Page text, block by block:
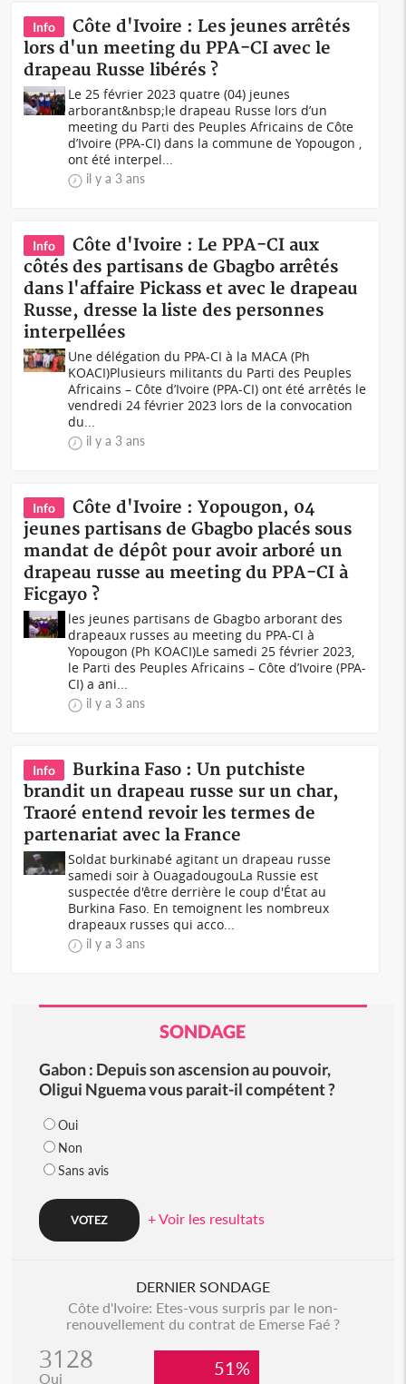
Info
Côte d'Ivoire : Les jeunes arrêtés
lors d'un meeting du PPA-CI avec le
drapeau Russe libérés ?
Le 25 février 2023 quatre (04) jeunes
arborant&nbsp;le drapeau Russe lors d’un
meeting du Parti des Peuples Africains de Côte
d’Ivoire (PPA-CI) dans la commune de Yopougon ,
ont été interpel...
il y a 3 ans
Info
Côte d'Ivoire : Le PPA-CI aux
côtés des partisans de Gbagbo arrêtés
dans l'affaire Pickass et avec le drapeau
Russe, dresse la liste des personnes
interpellées
Une délégation du PPA-CI à la MACA (Ph
KOACI)Plusieurs militants du Parti des Peuples
Africains – Côte d’Ivoire (PPA-CI) ont été arrêtés le
vendredi 24 février 2023 lors de la convocation
du...
il y a 3 ans
Info
Côte d'Ivoire : Yopougon, 04
jeunes partisans de Gbagbo placés sous
mandat de dépôt pour avoir arboré un
drapeau russe au meeting du PPA-CI à
Ficgayo ?
les jeunes partisans de Gbagbo arborant des
drapeaux russes au meeting du PPA-CI à
Yopougon (Ph KOACI)Le samedi 25 février 2023,
le Parti des Peuples Africains – Côte d’Ivoire (PPA-
CI) a ani...
il y a 3 ans
Info
Burkina Faso : Un putchiste
brandit un drapeau russe sur un char,
Traoré entend revoir les termes de
partenariat avec la France
Soldat burkinabé agitant un drapeau russe
samedi soir à OuagadougouLa Russie est
suspectée d'être derrière le coup d'État au
Burkina Faso. En temoignent les nombreux
drapeaux russes qui acco...
il y a 3 ans
SONDAGE
Gabon : Depuis son ascension au pouvoir,
Oligui Nguema vous parait-il compétent ?
Oui
Non
Sans avis
+ Voir les resultats
DERNIER SONDAGE
Côte d'Ivoire: Etes-vous surpris par le non-
renouvellement du contrat de Emerse Faé ?
3128
Oui 51%